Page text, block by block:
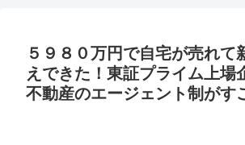
５９８０万円で自宅が売れて
えできた！東証プライム上場
不動産のエージェント制がす